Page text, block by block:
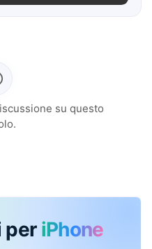
su questo
per iPhone